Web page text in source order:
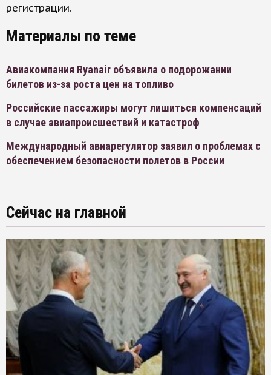
регистрации.
Материалы по теме
Авиакомпания Ryanair объявила о подорожании
билетов из-за роста цен на топливо
Российские пассажиры могут лишиться компенсаций
в случае авиапроисшествий и катастроф
Международный авиарегулятор заявил о проблемах с
обеспечением безопасности полетов в России
Сейчас на главной